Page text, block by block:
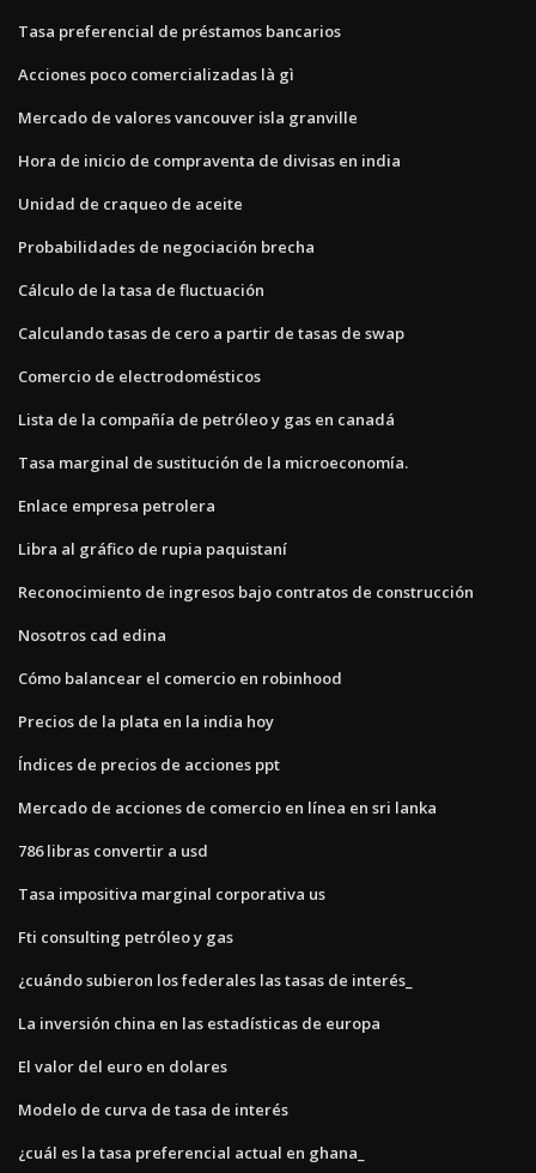
Tasa preferencial de préstamos bancarios
Acciones poco comercializadas là gì
Mercado de valores vancouver isla granville
Hora de inicio de compraventa de divisas en india
Unidad de craqueo de aceite
Probabilidades de negociación brecha
Cálculo de la tasa de fluctuación
Calculando tasas de cero a partir de tasas de swap
Comercio de electrodomésticos
Lista de la compañía de petróleo y gas en canadá
Tasa marginal de sustitución de la microeconomía.
Enlace empresa petrolera
Libra al gráfico de rupia paquistaní
Reconocimiento de ingresos bajo contratos de construcción
Nosotros cad edina
Cómo balancear el comercio en robinhood
Precios de la plata en la india hoy
Índices de precios de acciones ppt
Mercado de acciones de comercio en línea en sri lanka
786 libras convertir a usd
Tasa impositiva marginal corporativa us
Fti consulting petróleo y gas
¿cuándo subieron los federales las tasas de interés_
La inversión china en las estadísticas de europa
El valor del euro en dolares
Modelo de curva de tasa de interés
¿cuál es la tasa preferencial actual en ghana_